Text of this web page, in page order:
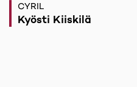
CYRIL
Kyösti Kiiskilä